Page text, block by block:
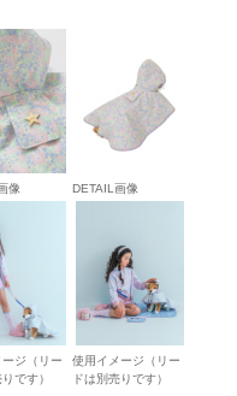
像 DETAIL画像
ジ（リー
です）
使用イメージ（リー
ドは別売りです）